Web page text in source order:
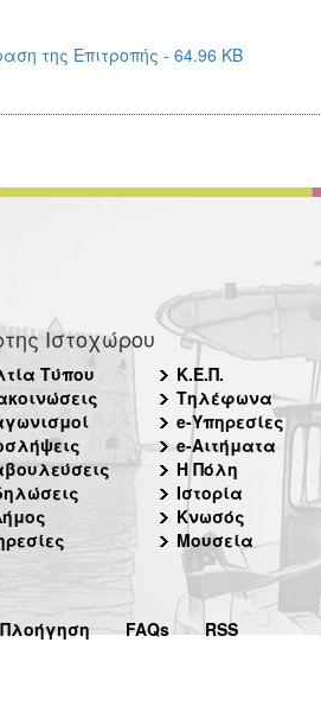
της Επιτροπής - 64.96 KB
Ιστοχώρου
Τύπου
Κ.Ε.Π.
Τηλέφωνα
e-Υπηρεσίες
e-Αιτήματα
Η Πόλη
Ιστορία
Κνωσός
Μουσεία
Πλοήγηση FAQs RSS